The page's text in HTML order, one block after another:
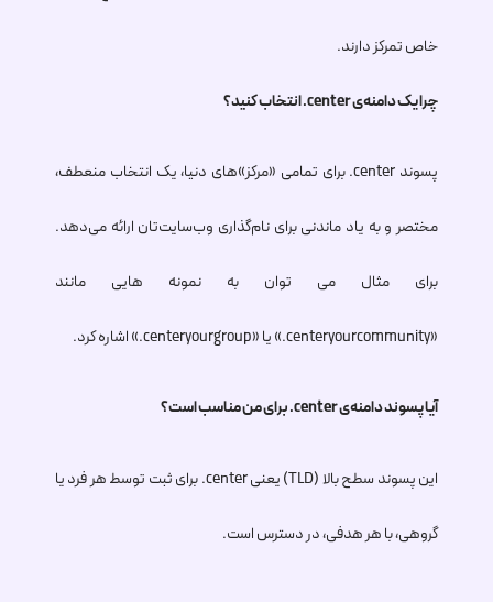
خاص تمرکز دارند.
چرا یک دامنه‌ی.centerانتخاب کنید؟
پسوند .centerبرای تمامی «مرکز»های دنیا، یک انتخاب منعطف،
مختصر و به یاد ماندنی برای نام‌گذاری وب‌سایت‌تان ارائه می‌دهد.
برای مثال می توان به نمونه هایی مانند
«yourcommunity
.center» یا «yourgroup .center» اشاره کرد.
آیا پسوند دامنه‌ی.centerبرای من مناسب است؟
این پسوند سطح بالا (TLD) یعنی .centerبرای ثبت توسط هر فرد یا
گروهی، با هر هدفی، در دسترس است.